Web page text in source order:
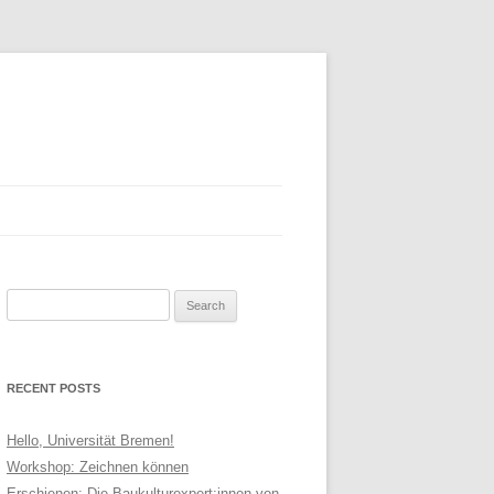
RECENT POSTS
Hello, Universität Bremen!
Workshop: Zeichnen können